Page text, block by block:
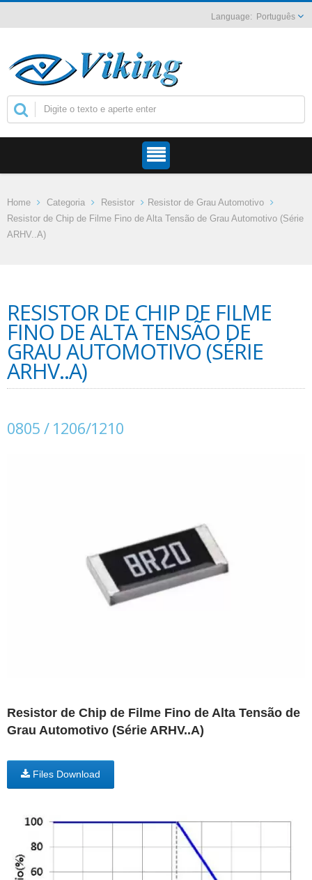
Português
Home Categoria Resistor
Resistor de Grau Automotivo
Resistor de Chip de Filme Fino de Alta Tensão de Grau Automotivo (Série
ARHV..A)
RESISTOR DE CHIP DE FILME
FINO DE ALTA TENSÃO DE
GRAU AUTOMOTIVO (SÉRIE
ARHV..A)
0805 / 1206/1210
Resistor de Chip de Filme Fino de Alta Tensão de
Grau Automotivo (Série ARHV..A)
Files Download